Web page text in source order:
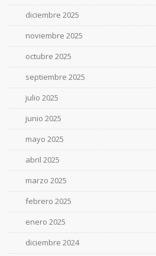
diciembre 2025
noviembre 2025
octubre 2025
septiembre 2025
julio 2025
junio 2025
mayo 2025
abril 2025
marzo 2025
febrero 2025
enero 2025
diciembre 2024